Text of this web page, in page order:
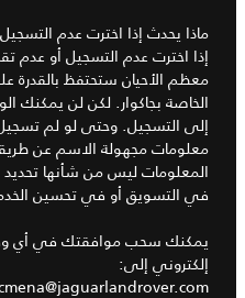
ماذا يحدث إذا اخترت عدم
إذا اخترت عدم التسجيل أو
معظم الأحيان ستحتفظ
الخاصة بجاكوار. لكن لن يمكنك
إلى التسجيل. وحتى لو لم
معلومات مجهولة الاسم عن
المعلومات ليس من شأنها
في التسويق أو في تحسين
يمكنك سحب موافقتك في أي
إلكتروني إلى: